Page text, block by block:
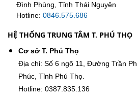
Đình Phùng, Tỉnh Thái Nguyên
Hotline: 0846.575.686
HỆ THỐNG TRUNG TÂM T. PHÚ THỌ
Cơ sở T. Phú Thọ
Địa chỉ: Số 6 ngõ 11, Đường Trần
Phúc, Tỉnh Phú Thọ.
Hotline: 0387.835.136